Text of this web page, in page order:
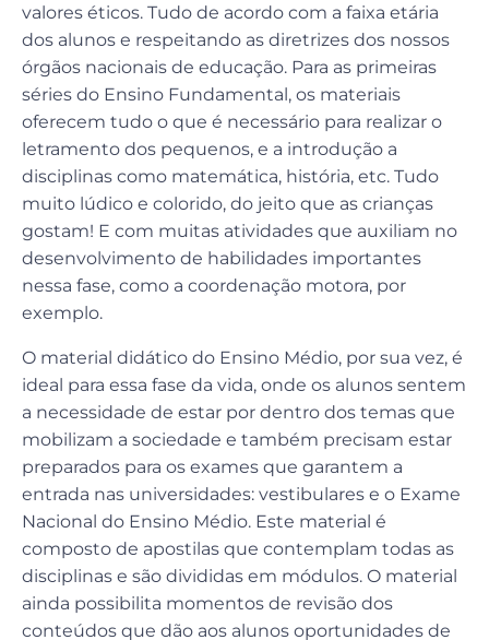
valores éticos. Tudo de acordo com a faixa etária
dos alunos e respeitando as diretrizes dos nossos
órgãos nacionais de educação. Para as primeiras
séries do Ensino Fundamental, os materiais
oferecem tudo o que é necessário para realizar o
letramento dos pequenos, e a introdução a
disciplinas como matemática, história, etc. Tudo
muito lúdico e colorido, do jeito que as crianças
gostam! E com muitas atividades que auxiliam no
desenvolvimento de habilidades importantes
nessa fase, como a coordenação motora, por
exemplo.
O material didático do Ensino Médio, por sua vez, é
ideal para essa fase da vida, onde os alunos sentem
a necessidade de estar por dentro dos temas que
mobilizam a sociedade e também precisam estar
preparados para os exames que garantem a
entrada nas universidades: vestibulares e o Exame
Nacional do Ensino Médio. Este material é
composto de apostilas que contemplam todas as
disciplinas e são divididas em módulos. O material
ainda possibilita momentos de revisão dos
conteúdos que dão aos alunos oportunidades de